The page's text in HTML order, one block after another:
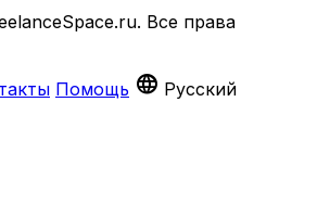
Все права
Помощь language Русский